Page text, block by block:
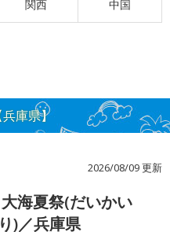
関西 中国
庫県】
2026/08/09 更新
海夏祭(だいかい
)／兵庫県